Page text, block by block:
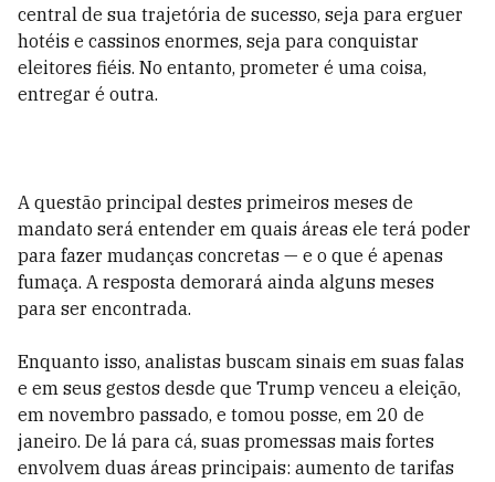
central de sua trajetória de sucesso, seja para erguer
hotéis e cassinos enormes, seja para conquistar
eleitores fiéis. No entanto, prometer é uma coisa,
entregar é outra.
A questão principal destes primeiros meses de
mandato será entender em quais áreas ele terá poder
para fazer mudanças concretas — e o que é apenas
fumaça. A resposta demorará ainda alguns meses
para ser encontrada.
Enquanto isso, analistas buscam sinais em suas falas
e em seus gestos desde que Trump venceu a eleição,
em novembro passado, e tomou posse, em 20 de
janeiro. De lá para cá, suas promessas mais fortes
envolvem duas áreas principais: aumento de tarifas